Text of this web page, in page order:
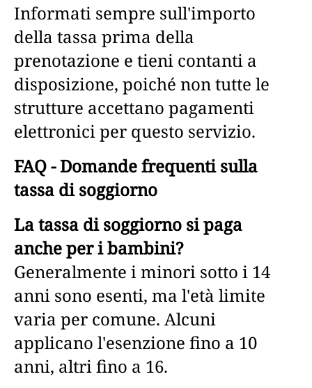
Informati sempre sull'importo
della tassa prima della
prenotazione e tieni contanti a
disposizione, poiché non tutte le
strutture accettano pagamenti
elettronici per questo servizio.
FAQ - Domande frequenti sulla
tassa di soggiorno
La tassa di soggiorno si paga
anche per i bambini?
Generalmente i minori sotto i 14
anni sono esenti, ma l'età limite
varia per comune. Alcuni
applicano l'esenzione fino a 10
anni, altri fino a 16.